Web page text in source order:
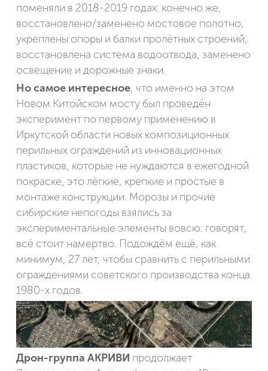
поменяли в 2018-2019 годах: конечно же,
восстановлено/заменено мостовое полотно,
укреплены опоры и балки пролётных строений,
восстановлена система водоотвода, заменено
освещение и дорожные знаки.
Но самое интересное, что именно на этом
Новом Китойском мосту был проведён
эксперимент по первому применению в
Иркутской области новых композиционных
перильных ограждений из инновационных
пластиков, которые не нуждаются в ежегодной
покраске, это лёгкие, крепкие и простые в
монтаже конструкции. Морозы и прочие
сибирские непогоды взялись за
экспериментальные элементы вовсю: говорят,
всё стоит намертво. Подождём ещё, как
минимум, 27 лет, чтобы сравнить с перильными
ограждениями советского производства конца
1980-х годов.
Дрон-группа АКРИВИ продолжает